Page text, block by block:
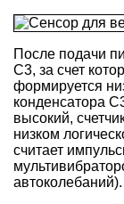
После подачи
C3, за счет
формируется
конденсатора
высокий,
низком
считает
автоколебаний).